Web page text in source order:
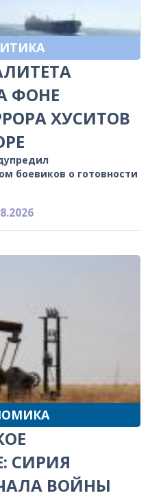
ФОНЕ
ХУСИТОВ
боевиков о готовности
СИРИЯ
ВОЙНЫ